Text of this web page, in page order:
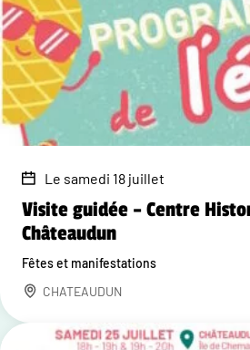
Le samedi 18 juillet
Visite guidée – Centre
Châteaudun
Fêtes et manifestations
CHATEAUDUN